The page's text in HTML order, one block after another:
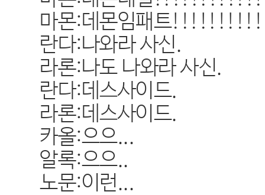
마몬:데몬임패트!!!!!!!!!!
란다:나와라 사신.
라론:나도 나와라 사신.
란다:데스사이드.
라론:데스사이드.
카올:으으...
알록:으으..
노문:이런...